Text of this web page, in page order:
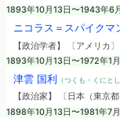
1893年10月13日〜1943年6
ニコラス＝スパイクマ
【政治学者】 〔アメリカ〕
1893年10月13日〜1972年1
津雲 国利 （つくも・くにとし
【政治家】 〔日本（東京都
1898年10月13日〜1981年7